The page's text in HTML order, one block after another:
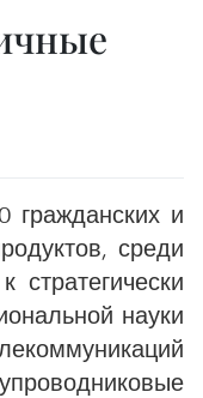
гражданских и
среди
стратегически
науки